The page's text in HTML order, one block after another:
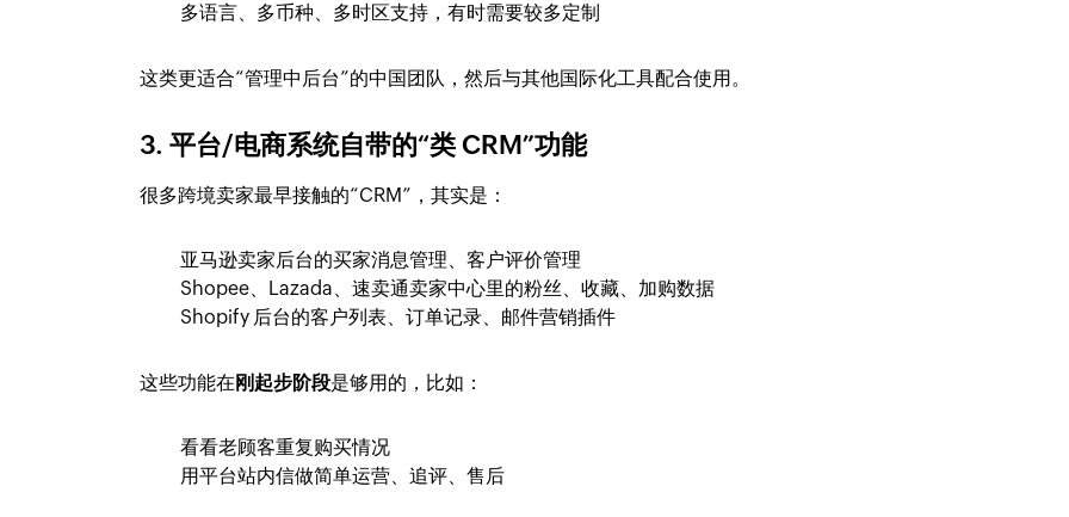
多语言、多币种、多时区支持，有时需要较多定制
这类更适合“管理中后台”的中国团队，然后与其他国际化工具配合使用。
3. 平台/电商系统自带的“类 CRM”功能
很多跨境卖家最早接触的“CRM”，其实是：
亚马逊卖家后台的买家消息管理、客户评价管理
Shopee、Lazada、速卖通卖家中心里的粉丝、收藏、加购数据
Shopify 后台的客户列表、订单记录、邮件营销插件
这些功能在 刚起步阶段是够用的，比如：
看看老顾客重复购买情况
用平台站内信做简单运营、追评、售后